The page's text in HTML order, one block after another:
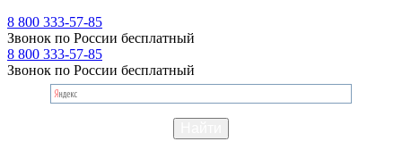
8 800 333-57-85
Звонок по России бесплатный
8 800 333-57-85
Звонок по России бесплатный